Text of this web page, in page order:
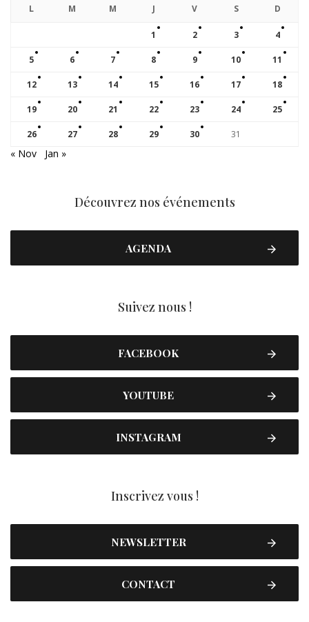
L M M J V S D
1 2 3 4
5 6 7 8 9 10 11
12 13 14 15 16 17 18
19 20 21 22 23 24 25
26 27 28 29 30 31
« Nov Jan »
Découvrez nos événements
AGENDA
Suivez nous !
FACEBOOK
YOUTUBE
INSTAGRAM
Inscrivez vous !
NEWSLETTER
CONTACT